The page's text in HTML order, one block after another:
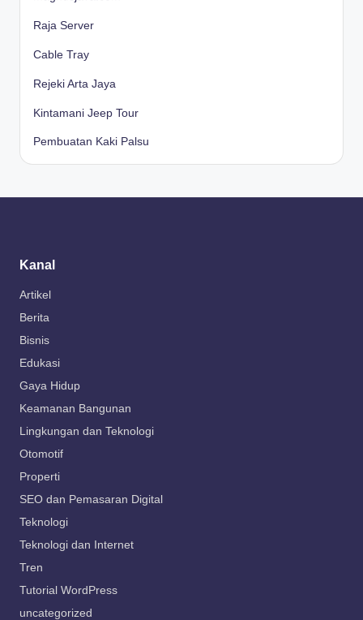
Raja Server
Cable Tray
Rejeki Arta Jaya
Kintamani Jeep Tour
Pembuatan Kaki Palsu
Kanal
Artikel
Berita
Bisnis
Edukasi
Gaya Hidup
Keamanan Bangunan
Lingkungan dan Teknologi
Otomotif
Properti
SEO dan Pemasaran Digital
Teknologi
Teknologi dan Internet
Tren
Tutorial WordPress
uncategorized